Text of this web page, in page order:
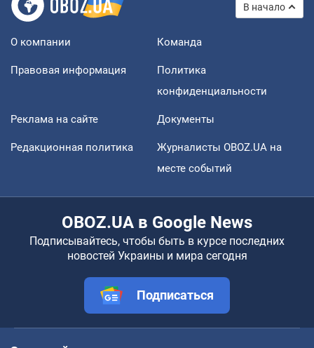
В начало
О компании Команда
Правовая информация
Политика
конфиденциальности
Реклама на сайте Документы
Редакционная политика
Журналисты OBOZ.UA на
месте событий
OBOZ.UA в Google News
Подписывайтесь, чтобы быть в курсе последних
новостей Украины и мира сегодня
Подписаться